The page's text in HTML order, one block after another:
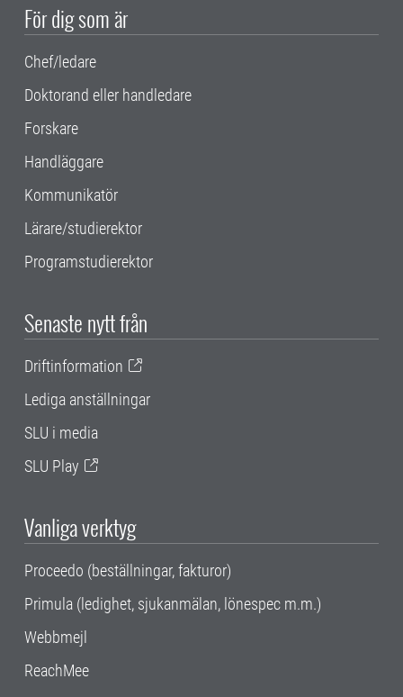
För dig som är
Chef/ledare
Doktorand eller handledare
Forskare
Handläggare
Kommunikatör
Lärare/studierektor
Programstudierektor
Senaste nytt från
Driftinformation
Lediga anställningar
SLU i media
SLU Play
Vanliga verktyg
Proceedo (beställningar, fakturor)
Primula (ledighet, sjukanmälan, lönespec m.m.)
Webbmejl
ReachMee